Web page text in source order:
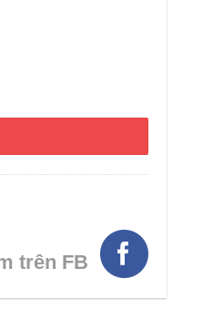
Liquid 50ml số lượng
trên FB